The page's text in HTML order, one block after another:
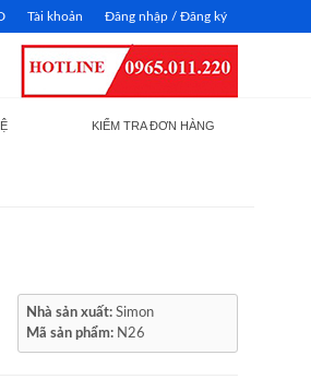
Tài khoản Đăng nhập / Đăng ký
KIỂM TRA ĐƠN HÀNG
Nhà sản xuất:Simon
Mã sản phẩm: N26